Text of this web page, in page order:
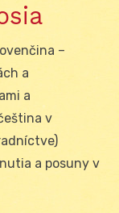
–
a
a
v
a posuny v